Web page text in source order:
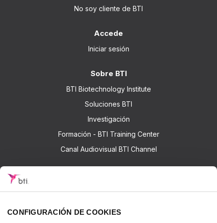
CONFIGURACIÓN DE COOKIES
No soy cliente de BTI
Accede
Iniciar sesión
Sobre BTI
BTI Biotechnology Institute
Soluciones BTI
Investigación
Formación - BTI Training Center
Canal Audiovisual BTI Channel
© 2026 BTI Biotechnology Institute